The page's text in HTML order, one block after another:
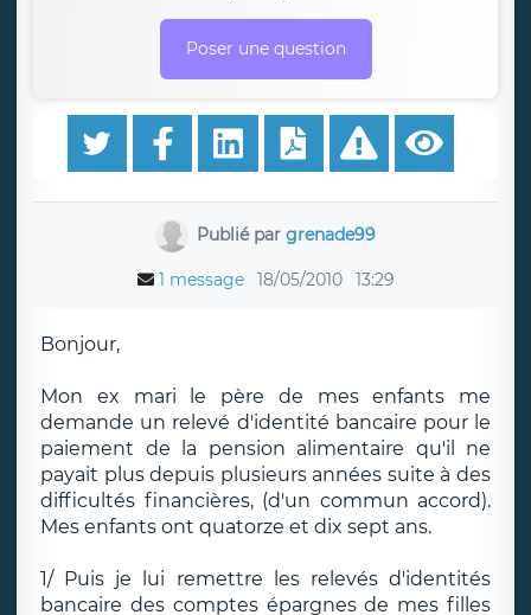
Poser une question
Publié pargrenade99
1 message 18/05/2010 13:29
Bonjour,
Mon ex mari le père de mes enfants me
demande un relevé d'identité bancaire pour le
paiement de la pension alimentaire qu'il ne
payait plus depuis plusieurs années suite à des
difficultés financières, (d'un commun accord).
Mes enfants ont quatorze et dix sept ans.
1/ Puis je lui remettre les relevés d'identités
bancaire des comptes épargnes de mes filles